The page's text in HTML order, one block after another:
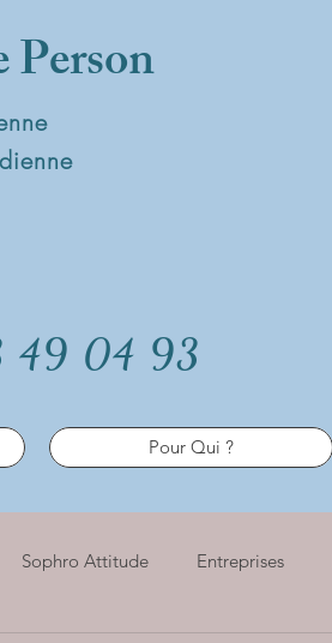
Person
49 04 93
Pour Qui ?
Sophro Attitude Entreprises